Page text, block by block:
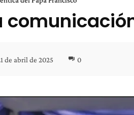
de abril de 2025 0